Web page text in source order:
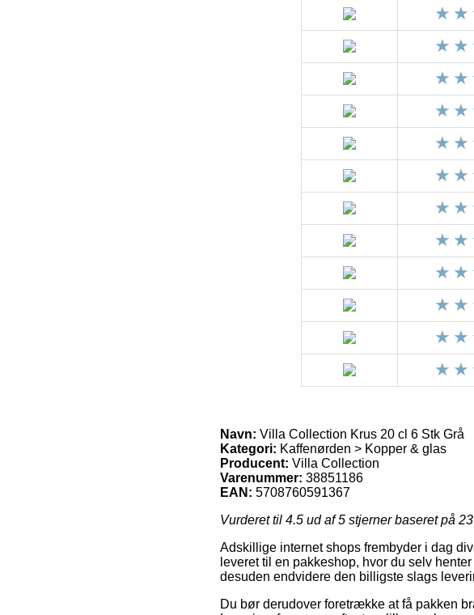
Navn: Villa Collection Krus 20 cl 6 Stk Grå
Kategori: Kaffenørden > Kopper & glas
Producent: Villa Collection
Varenummer: 38851186
EAN: 5708760591367
Vurderet til 4.5 ud af 5 stjerner baseret på 23
Adskillige internet shops frembyder i dag
leveret til en pakkeshop, hvor du selv
desuden endvidere den billigste slags
Du bør derudover foretrække at få pakken